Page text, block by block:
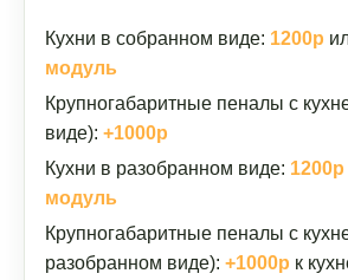
Кухни в собранном виде: 1200р
модуль
Крупногабаритные пеналы с
виде): +1000р
Кухни в разобранном виде: 1200р
модуль
Крупногабаритные пеналы с
разобранном виде): +1000р к